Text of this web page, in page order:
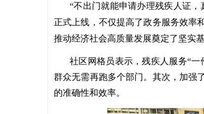
“不出门就能申请办理残疾人证
正式上线，不仅提高了政务服务效率
推动经济社会高质量发展奠定了坚实基
社区网格员表示，残疾人服务“一
群众无需再跑多个部门。其次，加强
的准确性和效率。